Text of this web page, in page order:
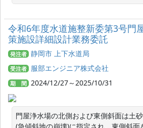
令和6年度水道施整新委第3号門
策施設詳細設計業務委託
発注者 静岡市 上下水道局
受注者 服部エンジニア株式会社
期 間 2024/12/27～2025/10/31
門屋浄水場の北側および東側斜面は土
(急傾斜地の崩壊)に指定され、東側斜